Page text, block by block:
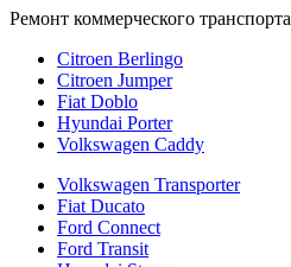
Ремонт коммерческого транспорта
Citroen Berlingo
Citroen Jumper
Fiat Doblo
Hyundai Porter
Volkswagen Caddy
Volkswagen Transporter
Fiat Ducato
Ford Connect
Ford Transit